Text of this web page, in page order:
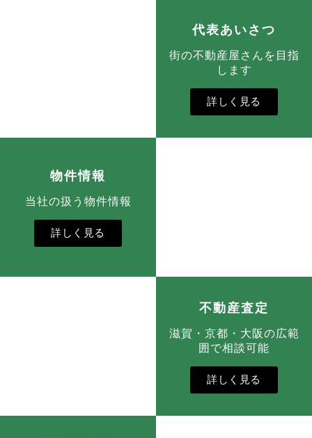
代表あいさつ
街の不動産屋さんを目指
します
詳しく見る
物件情報
当社の扱う物件情報
詳しく見る
不動産査定
滋賀・京都・大阪の広範
囲で相談可能
詳しく見る